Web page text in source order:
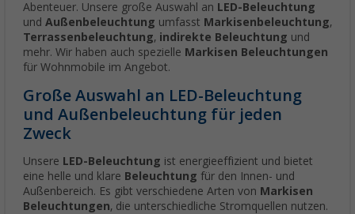
Abenteuer. Unsere große Auswahl an LED-Beleuchtung
und Außenbeleuchtung umfasst Markisenbeleuchtung,
Terrassenbeleuchtung, indirekte Beleuchtung und
mehr. Wir haben auch spezielle Markisen Beleuchtungen
für Wohnmobile im Angebot.
Große Auswahl an LED-Beleuchtung
und Außenbeleuchtung für jeden
Zweck
Unsere LED-Beleuchtung ist energieeffizient und bietet
eine helle und klare Beleuchtung für den Innen- und
Außenbereich. Es gibt verschiedene Arten von Markisen
Beleuchtungen, die unterschiedliche Stromquellen nutzen.